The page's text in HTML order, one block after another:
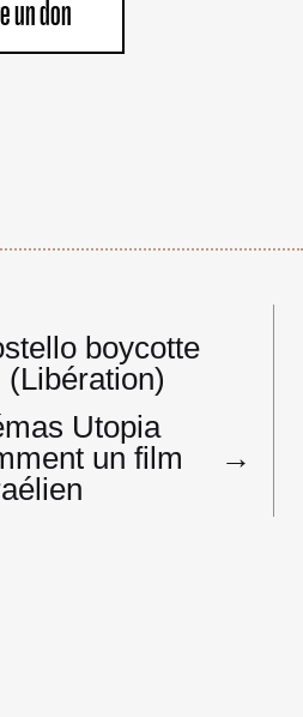
un don
boycotte
(Libération)
Utopia
un film
→